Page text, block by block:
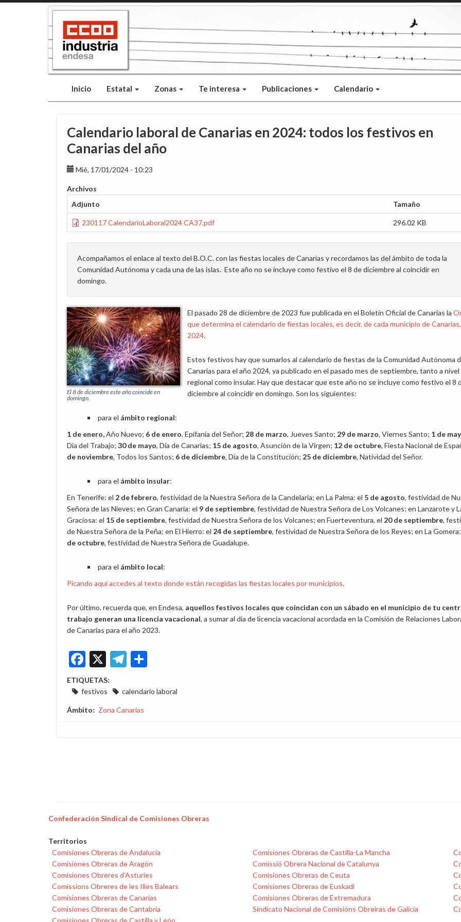
Inicio Estatal Zonas Te interesa Publicaciones Calendario
Calendario laboral de Canarias en 2024: todos los festivos en
Canarias del año
Mié, 17/01/2024 - 10:23
Archivos
Adjunto
Tamaño
230117 CalendarioLaboral2024 CA37.pdf 296.02 KB
Acompañamos el enlace al texto del B.O.C. con las fiestas locales de Canarias y recordamos las del ámbito de toda la
Comunidad Autónoma y cada una de las islas. Este año no se incluye como festivo el 8 de diciembre al coincidir en
domingo.
El 8 de diciembre este año coincide en
domingo.
El pasado 28 de diciembre de 2023 fue publicada en el Boletín Oficial de Canarias la
que determina el calendario de fiestas locales, es decir, de cada municipio de
2024.
Estos festivos hay que sumarlos al calendario de fiestas de la Comunidad Autónoma
Canarias para el año 2024, ya publicado en el pasado mes de septiembre, tanto a nivel
regional como insular. Hay que destacar que este año no se incluye como festivo el 8
diciembre al coincidir en domingo. Son los siguientes:
para el ámbito regional:
1 de enero,Año Nuevo; 6 de enero, Epifanía del Señor; 28 de marzo, Jueves Santo; 29 de marzo, Viernes Santo; 1 de
Día del Trabajo; 30 de mayo, Día de Canarias; 15 de agosto, Asunción de la Virgen; 12 de octubre, Fiesta Nacional de
de noviembre, Todos los Santos; 6 de diciembre, Día de la Constitución; 25 de diciembre, Natividad del Señor.
para el ámbito insular:
En Tenerife: el 2 de febrero, festividad de la Nuestra Señora de la Candelaria; en La Palma: el 5 de agosto, festividad de
Señora de las Nieves; en Gran Canaria: el 9 de septiembre, festividad de Nuestra Señora de Los Volcanes; en Lanzarote y
Graciosa: el 15 de septiembre, festividad de Nuestra Señora de los Volcanes; en Fuerteventura, el 20 de septiembre,
de Nuestra Señora de la Peña; en El Hierro: el 24 de septiembre, festividad de Nuestra Señora de los Reyes; en La
de octubre, festividad de Nuestra Señora de Guadalupe.
para el ámbito local:
Picando aquí accedes al texto donde están recogidas las fiestas locales por municipios.
Por último, recuerda que, en Endesa, aquellos festivos locales que coincidan con un sábado en el municipio de tu
trabajo generan una licencia vacacional, a sumar al día de licencia vacacional acordada en la Comisión de Relaciones
de Canarias para el año 2023.
Facebook
X Telegram
ETIQUETAS:
festivos
calendario laboral
Ámbito Zona Canarias
Confederación Sindical de Comisiones Obreras
Territorios
Comisiones Obreras de Andalucía
Comisiones Obreras de Aragón
Comisiones Obreres d'Asturies
Comissions Obreres de les Illes Balears
Comisiones Obreras de Canarias
Comisiones Obreras de Cantabria
Comisiones Obreras de Castilla y León
Comisiones Obreras de Castilla-La Mancha
Comissió Obrera Nacional de Catalunya
Comisiones Obreras de Ceuta
Comisiones Obreras de Euskadi
Comisiones Obreras de Extremadura
Sindicato Nacional de Comisións Obreiras de Galicia